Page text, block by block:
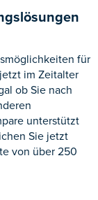
für
im Zeitalter
ob Sie nach
unterstützt
Sie jetzt
von über 250